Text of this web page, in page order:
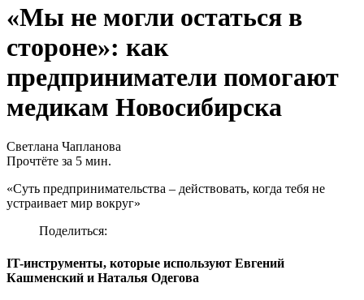
«Мы не могли остаться в
стороне»: как
предприниматели помогают
медикам Новосибирска
Светлана Чапланова
Прочтёте за 5 мин.
«Суть предпринимательства – действовать, когда тебя не
устраивает мир вокруг»
Поделиться:
IT-инструменты, которые используют Евгений
Кашменский и Наталья Одегова